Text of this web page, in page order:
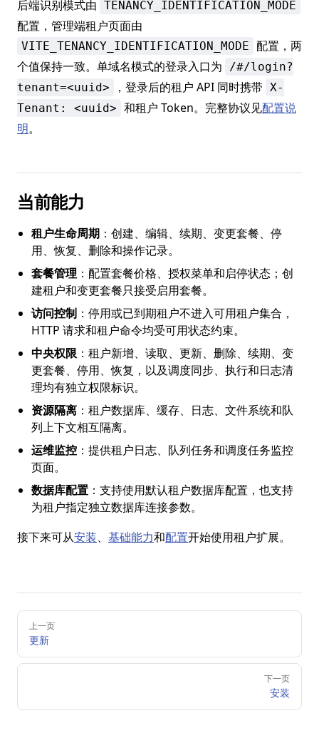
后端识别模式由 TENANCY_IDENTIFICATION_MODE
配置，管理端租户页面由
VITE_TENANCY_IDENTIFICATION_MODE 配置，两
个值保持一致。单域名模式的登录入口为
/#/login?
tenant=<uuid>
，登录后的租户 API 同时携带 X-
Tenant: <uuid> 和租户 Token。完整协议见配置说
明。
当前能力
租户生命周期 ：创建、编辑、续期、变更套餐、停
用、恢复、删除和操作记录。
套餐管理 ：配置套餐价格、授权菜单和启停状态；创
建租户和变更套餐只接受启用套餐。
访问控制 ：停用或已到期租户不进入可用租户集合，
HTTP 请求和租户命令均受可用状态约束。
中央权限 ：租户新增、读取、更新、删除、续期、变
更套餐、停用、恢复，以及调度同步、执行和日志清
理均有独立权限标识。
资源隔离 ：租户数据库、缓存、日志、文件系统和队
列上下文相互隔离。
运维监控 ：提供租户日志、队列任务和调度任务监控
页面。
数据库配置 ：支持使用默认租户数据库配置，也支持
为租户指定独立数据库连接参数。
接下来可从安装、 基础能力和配置开始使用租户扩展。
Pager
上一页
更新
下一页
安装